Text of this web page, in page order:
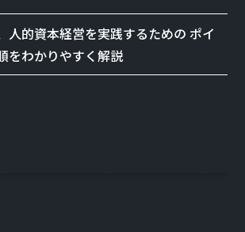
人的資本経営を実践するための ポイ
をわかりやすく解説